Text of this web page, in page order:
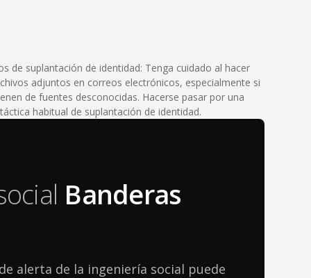
de suplantación de identidad: Tenga cuidado al hacer
adjuntos en correos electrónicos, especialmente si
de fuentes desconocidas. Hacerse pasar por una
habitual de suplantación de identidad.
Banderas
alerta de la ingeniería social puede